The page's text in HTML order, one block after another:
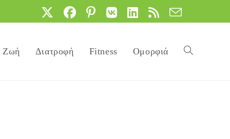
Ζωή Διατροφή Fitness Ομορφιά Toggle